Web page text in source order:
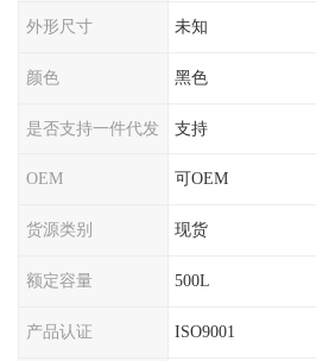
外形尺寸 未知
颜色 黑色
是否支持一件代发 支持
OEM 可OEM
货源类别 现货
额定容量 500L
产品认证 ISO9001